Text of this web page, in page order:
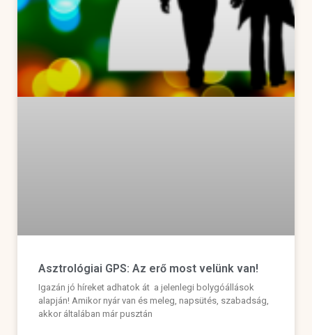
Asztrológiai GPS: Az erő most velünk van!
Igazán jó híreket adhatok át a jelenlegi bolygóállások
alapján! Amikor nyár van és meleg, napsütés, szabadság,
akkor általában már pusztán